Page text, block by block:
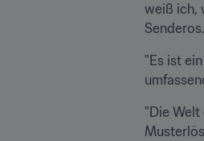
weiß ich,
Senderos.
"Es ist
"Die